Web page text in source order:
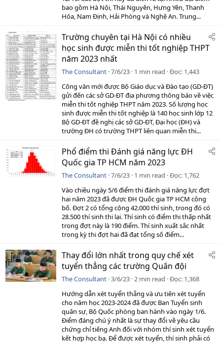
bao gồm Hà Nội, Thái Nguyên, Hưng Yên, Thanh
Hóa, Nam Định, Hải Phòng và Nghệ An. Trung...
Trường chuyên tại Hà Nội có nhiều
học sinh được miễn thi tốt nghiệp THPT
năm 2023 nhất
The Consultant 7/6/23 1 min read Đọc 1,443
Công văn mới được Bộ Giáo dục và Đào tạo (GD-ĐT)
gửi đến các sở GD-ĐT địa phương thông báo về việc
miễn thi tốt nghiệp THPT năm 2023. Số lượng học
sinh được miễn thi tốt nghiệp là 140 học sinh lớp 12
Bộ GD-ĐT đề nghị các sở GD-ĐT, Đại học (ĐH) và
trường ĐH có trường THPT liên quan miễn thi...
Phổ điểm thi Đánh giá năng lực ĐH
Quốc gia TP HCM năm 2023
The Consultant 7/6/23 1 min read Đọc 1,762
Vào chiều ngày 5/6 điểm thi đánh giá năng lực đợt
hai năm 2023 đã được ĐH Quốc gia TP HCM công
bố. Đợt 2 có tổng cộng 42.000 thí sinh, trong đó có
28.500 thí sinh thi lại. Thí sinh có điểm thi thấp nhất
trong đợt này là 190 điểm. Thí sinh xuất sắc nhất
trong kỳ thi đợt hai đã đạt tổng số điểm...
Thay đổi lớn nhất trong quy chế xét
tuyển thẳng các trường Quân đội
The Consultant 3/6/23 2 min read Đọc 1,368
Hướng dẫn xét tuyển thẳng và ưu tiên xét tuyển
cho năm học 2023-2024 đã được Ban Tuyển sinh
quân sự, Bộ Quốc phòng ban hành vào ngày 1/6.
Điểm đáng chú ý nhất là sự thay đổi về yêu cầu
chứng chỉ tiếng Anh đối với nhóm thí sinh xét tuyển
kết hợp học bạ. Để được xét tuyển, thí sinh phải có